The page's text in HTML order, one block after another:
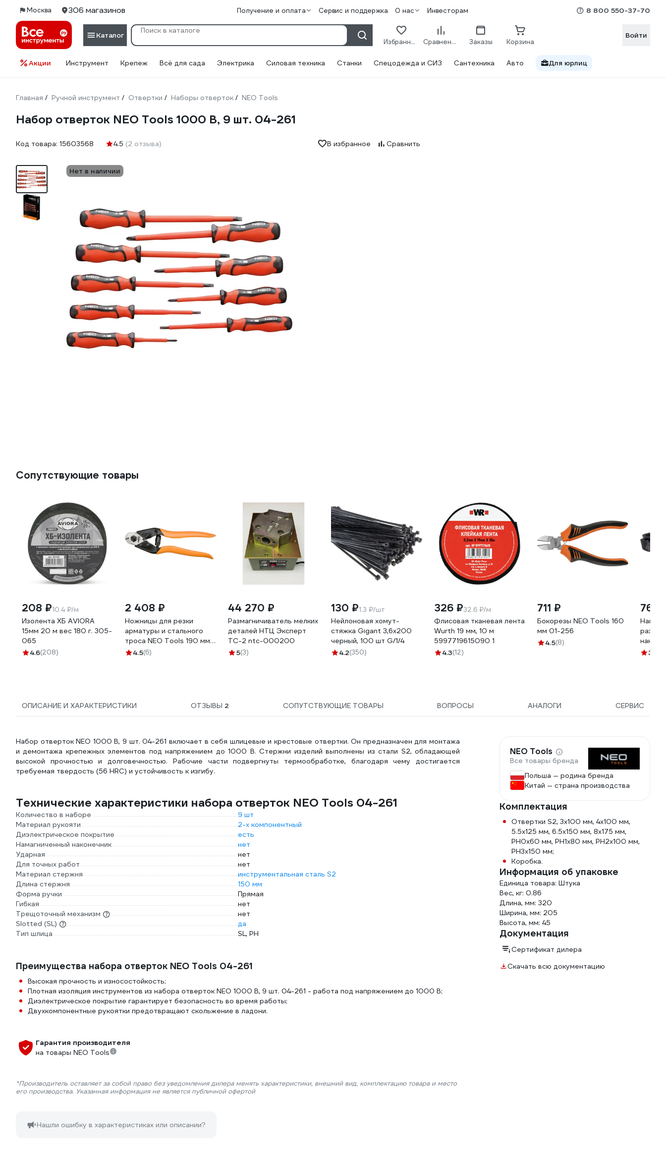
Москва 306 магазинов Получение и оплата Сервис и поддержка О нас Инвесторам 8 800 550-37-70
Каталог
Избранное Сравнение Заказы Корзина
Войти
Акции Инструмент Крепеж Всё для сада Электрика Силовая техника Станки Спецодежда и СИЗ Сантехника Авто Для юрлиц
Главная / Ручной инструмент / Отвертки / Наборы отверток / NEO Tools
Набор отверток NEO Tools 1000 В, 9 шт. 04-261
Код товара: 15603568 4.5 (2 отзыва) В избранное Сравнить
Нет в наличии
Сопутствующие товары
208 ₽10.4 ₽/м
Изолента ХБ AVIORA
15мм 20 м вес 180 г. 305-
065
4.6(208)
2 408 ₽
Ножницы для резки
арматуры и стального
троса NEO Tools 190 мм
01-512
4.5(6)
44 270 ₽
Размагничиватель мелких
деталей НТЦ Эксперт
TC-2 ntc-000200
5(3)
130 ₽1.3 ₽/шт
Нейлоновая хомут-
стяжка Gigant 3,6х200
черный, 100 шт G/1/4
4.2(350)
326 ₽32.6 ₽/м
Флисовая тканевая лента
Wurth 19 мм, 10 м
5997719615090 1
4.3(12)
711 ₽
Бокорезы NEO Tools 160
мм 01-256
4.5(8)
760
3.7
ОПИСАНИЕ И ХАРАКТЕРИСТИКИ ОТЗЫВЫ 2 СОПУТСТВУЮЩИЕ ТОВАРЫ ВОПРОСЫ АНАЛОГИ СЕРВИС
Набор отверток NEO 1000 В, 9 шт. 04-261 включает в себя шлицевые и крестовые отвертки. Он предназначен для монтажа
и демонтажа крепежных элементов под напряжением до 1000 В. Стержни изделий выполнены из стали S2, обладающей
высокой прочностью и долговечностью. Рабочие части подвергнуты термообработке, благодаря чему достигается
требуемая твердость (56 HRC) и устойчивость к изгибу.
Технические характеристики набора отверток NEO Tools 04-261
Количество в наборе
9 шт
Материал рукояти
2-х компонентный
Диэлектрическое покрытие
есть
Намагниченный наконечник
нет
Ударная
нет
Для точных работ
нет
Материал стержня
инструментальная сталь S2
Длина стержня
150 мм
Форма ручки
Прямая
Гибкая
нет
Трещоточный механизм
нет
Slotted (SL)
да
Тип шлица
SL, PH
Преимущества набора отверток NEO Tools 04-261
Высокая прочность и износостойкость;
Плотная изоляция инструментов из набора отверток NEO 1000 В, 9 шт. 04-261 - работа под напряжением до 1000 В;
Диэлектрическое покрытие гарантирует безопасность во время работы;
Двухкомпонентные рукоятки предотвращают скольжение в ладони.
Гарантия производителя
на товары NEO Tools
*Производитель оставляет за собой право без уведомления дилера менять характеристики, внешний вид, комплектацию товара и место
его производства. Указанная информация не является публичной офертой
Нашли ошибку в характеристиках или описании?
NEO Tools
Все товары бренда
Польша — родина бренда
Китай — страна производства
Комплектация
Отвертки S2, 3х100 мм, 4х100 мм,
5.5х125 мм, 6.5х150 мм, 8х175 мм,
PH0х60 мм, PH1х80 мм, PH2х100 мм,
PH3х150 мм;
Коробка.
Информация об упаковке
Единица товара: Штука
Вес, кг: 0.86
Длина, мм: 320
Ширина, мм: 205
Высота, мм: 45
Документация
Сертификат дилера
Скачать всю документацию